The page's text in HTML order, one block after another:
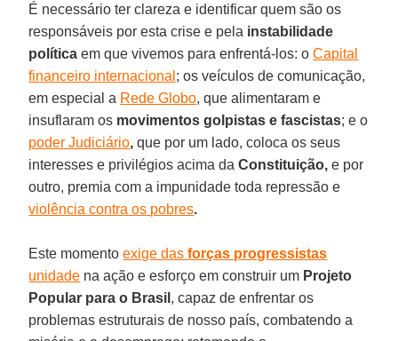
É necessário ter clareza e identificar quem são os
responsáveis por esta crise e pela instabilidade
política em que vivemos para enfrentá-los: oCapital
financeiro internacional ; os veículos de comunicação,
em especial a Rede Globo, que alimentaram e
insuflaram os movimentos golpistas e fascistas; e o
poder Judiciário, que por um lado, coloca os seus
interesses e privilégios acima daConstituição, e por
outro, premia com a impunidade toda repressão e
violência contra os pobres.
Este momentoexige dasforças progressistas
unidade na ação e esforço em construir um Projeto
Popular para o Brasil , capaz de enfrentar os
problemas estruturais de nosso país, combatendo a